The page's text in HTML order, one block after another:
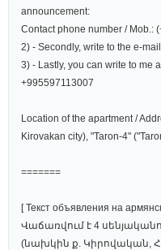
announcement:
Contact phone number / Mob.:
2) - Secondly, write to the e-
3) - Lastly, you can write to me
+995597113007
Location of the apartment /
Kirovakan city), "Taron-4"
=======
[ Текст объявления на
Վաճառվում է 4
(նախկին ք. Կիրովական,